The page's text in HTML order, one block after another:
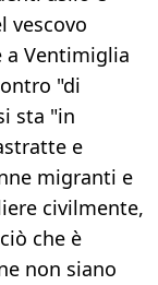
vescovo
a Ventimiglia
"di
sta "in
e
migranti e
civilmente,
che è
non siano